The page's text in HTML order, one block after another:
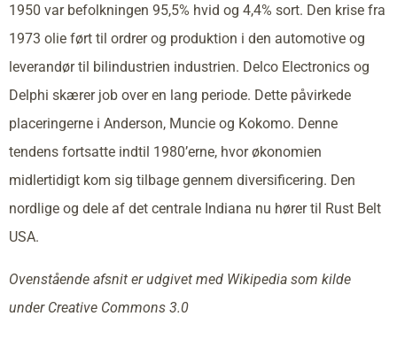
1950 var befolkningen 95,5% hvid og 4,4% sort. Den krise fra
1973 olie ført til ordrer og produktion i den automotive og
leverandør til bilindustrien industrien. Delco Electronics og
Delphi skærer job over en lang periode. Dette påvirkede
placeringerne i Anderson, Muncie og Kokomo. Denne
tendens fortsatte indtil 1980’erne, hvor økonomien
midlertidigt kom sig tilbage gennem diversificering. Den
nordlige og dele af det centrale Indiana nu hører til Rust Belt
USA.
Ovenstående afsnit er udgivet med Wikipedia som kilde
under Creative Commons 3.0